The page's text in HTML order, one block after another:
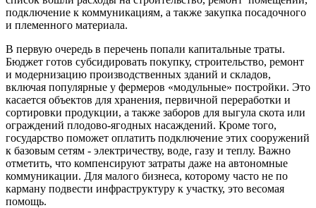
подключение к коммуникациям, а также закупка посадочного
и племенного материала.
В первую очередь в перечень попали капитальные траты.
Бюджет готов субсидировать покупку, строительство, ремонт
и модернизацию производственных зданий и складов,
включая популярные у фермеров «модульные» постройки. Это
касается объектов для хранения, первичной переработки и
сортировки продукции, а также заборов для выгула скота или
ограждений плодово-ягодных насаждений. Кроме того,
государство поможет оплатить подключение этих сооружений
к базовым сетям - электричеству, воде, газу и теплу. Важно
отметить, что компенсируют затраты даже на автономные
коммуникации. Для малого бизнеса, которому часто не по
карману подвести инфраструктуру к участку, это весомая
помощь.